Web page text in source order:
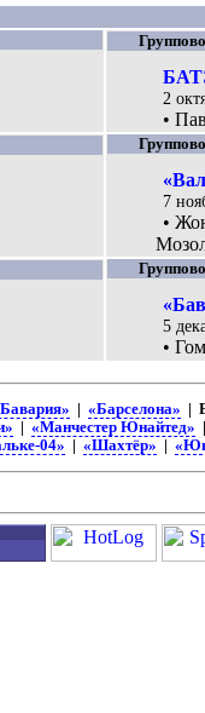
2
•
7
•
5
•
| «Барселона» |
| «Манчестер Юнайтед» |
04» | «Шахтёр» |